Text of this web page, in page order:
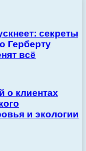
секреты
Герберту
всё
о клиентах
и экологии